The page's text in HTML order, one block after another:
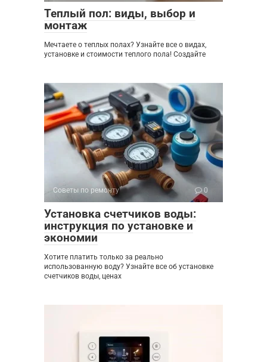
Теплый пол: виды, выбор и
монтаж
Мечтаете о теплых полах? Узнайте все о видах,
установке и стоимости теплого пола! Создайте
Советы по ремонту 0
Установка счетчиков воды:
инструкция по установке и
экономии
Хотите платить только за реально
использованную воду? Узнайте все об установке
счетчиков воды, ценах